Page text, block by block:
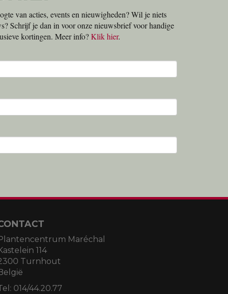
van acties, events en nieuwigheden? Wil je niets
Schrijf je dan in voor onze nieuwsbrief voor handige
kortingen. Meer info?Klik hier.
Maréchal
114
Turnhout
014/44.20.77